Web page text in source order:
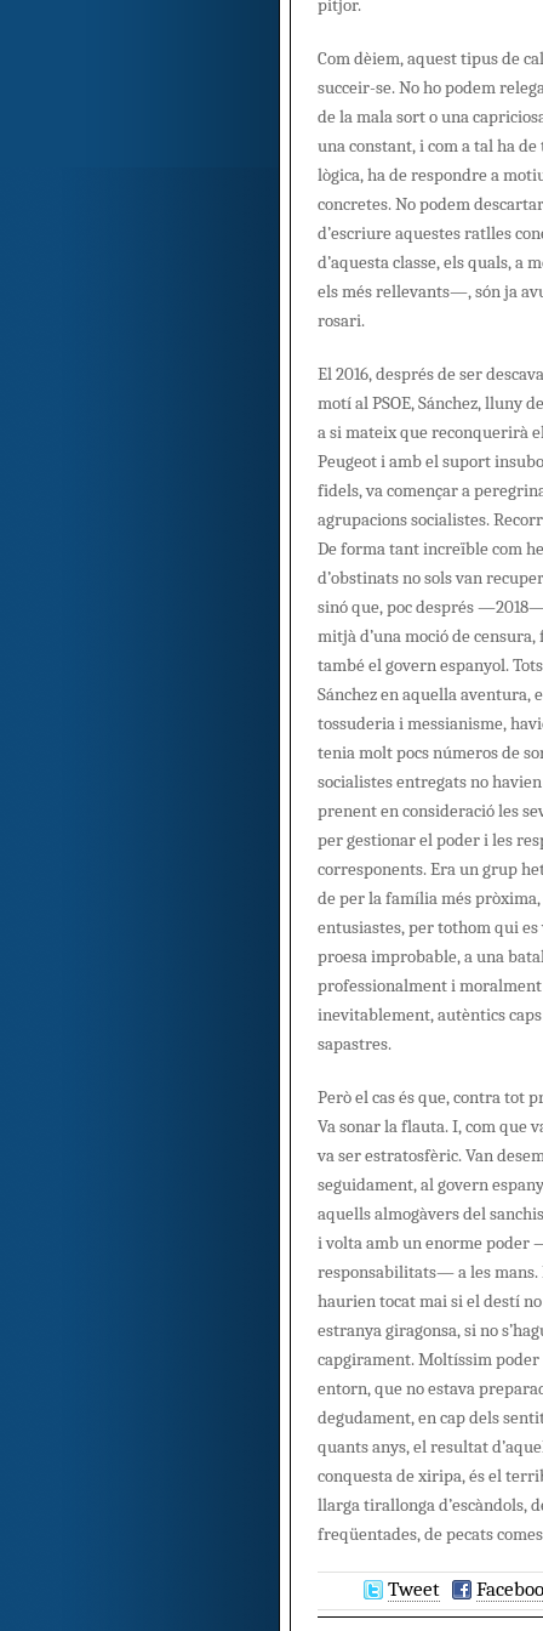
pitjor.
Com dèiem, aquest tipus de
succeir-se. No ho podem
de la mala sort o una
una constant, i com a tal ha
lògica, ha de respondre a
concretes. No podem
d’escriure aquestes ratlles
d’aquesta classe, els quals, a
els més rellevants—, són ja
rosari.
El 2016, després de ser
motí al PSOE, Sánchez, lluny
a si mateix que reconquerirà
Peugeot i amb el suport
fidels, va començar a
agrupacions socialistes.
De forma tant increïble com
d’obstinats no sols van
sinó que, poc després
mitjà d’una moció de
també el govern espanyol.
Sánchez en aquella aventura,
tossuderia i messianisme,
tenia molt pocs números de
socialistes entregats no
prenent en consideració les
per gestionar el poder i les
corresponents. Era un grup
de per la família més
entusiastes, per tothom qui
proesa improbable, a una
professionalment i
inevitablement, autèntics
sapastres.
Però el cas és que, contra tot
Va sonar la flauta. I, com que
va ser estratosfèric. Van
seguidament, al govern
aquells almogàvers del
i volta amb un enorme poder
responsabilitats— a les mans.
haurien tocat mai si el destí
estranya giragonsa, si no
capgirament. Moltíssim poder
entorn, que no estava
degudament, en cap dels
quants anys, el resultat
conquesta de xiripa, és el
llarga tirallonga d’escàndols,
freqüentades, de pecats
Tweet